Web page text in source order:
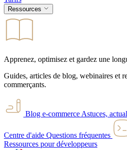
Ressources
Apprenez, optimisez et gardez une
Guides, articles de blog, webinaires et
commerçants.
Blog e-commerce Astuces,
Centre d'aide Questions fréquentes
Ressources pour développeurs